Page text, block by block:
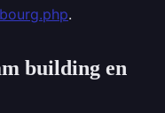
.
building en